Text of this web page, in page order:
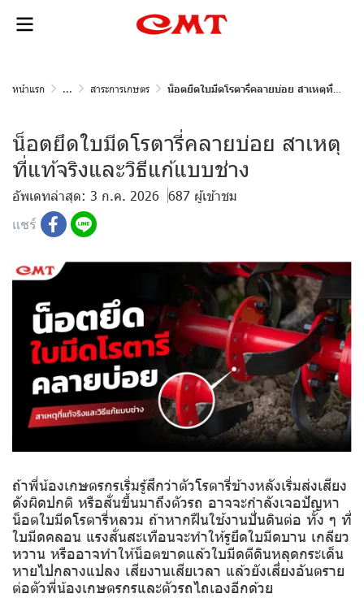
หน้าแรก ... สาระการเกษตร น็อตยึดใบมีดโรตารี่คลายบ่อย สาเหตุที่แท้จริงและวิธีแก้แบบช่าง
น็อตยึดใบมีดโรตารี่คลายบ่อย สาเหตุ
ที่แท้จริงและวิธีแก้แบบช่าง
อัพเดทล่าสุด: 3 ก.ค. 2026 687 ผู้เข้าชม
แชร์
ถ้าพี่น้องเกษตรกรเริ่มรู้สึกว่าตัวโรตารี่ข้างหลังเริ่มส่งเสียง
ดังผิดปกติ หรือสั่นขึ้นมาถึงตัวรถ อาจจะกำลังเจอปัญหา
น็อตใบมีดโรตารี่หลวม ถ้าหากฝืนใช้งานปั่นดินต่อ ทั้ง ๆ ที่
ใบมีดคลอน แรงสั่นสะเทือนจะทำให้รูยึดใบมีดบาน เกลียว
หวาน หรืออาจทำให้น็อตขาดแล้วใบมีดตีดินหลุดกระเด็น
หายไปกลางแปลง เสียงานเสียเวลา แล้วยังเสี่ยงอันตราย
ต่อตัวพี่น้องเกษตรกรและตัวรถไถเองอีกด้วย